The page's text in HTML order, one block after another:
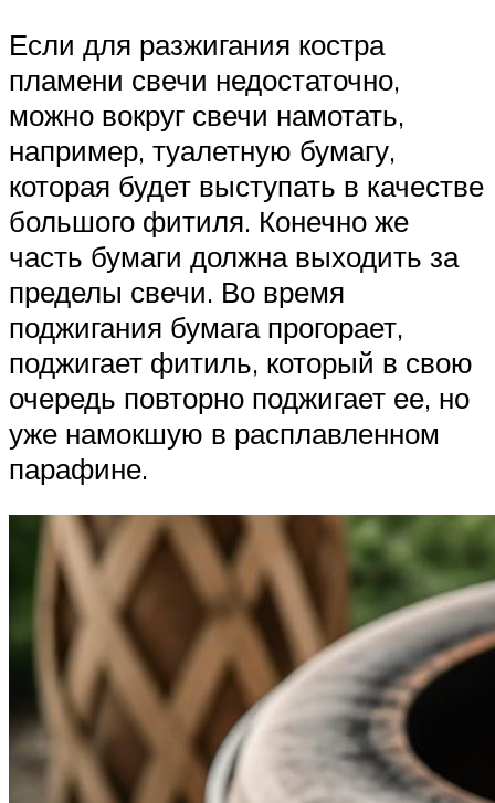
Если для разжигания костра
пламени свечи недостаточно,
можно вокруг свечи намотать,
например, туалетную бумагу,
которая будет выступать в качестве
большого фитиля. Конечно же
часть бумаги должна выходить за
пределы свечи. Во время
поджигания бумага прогорает,
поджигает фитиль, который в свою
очередь повторно поджигает ее, но
уже намокшую в расплавленном
парафине.